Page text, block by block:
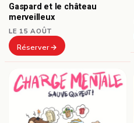
Gaspard et le château
merveilleux
LE 15 AOÛT
Réserver